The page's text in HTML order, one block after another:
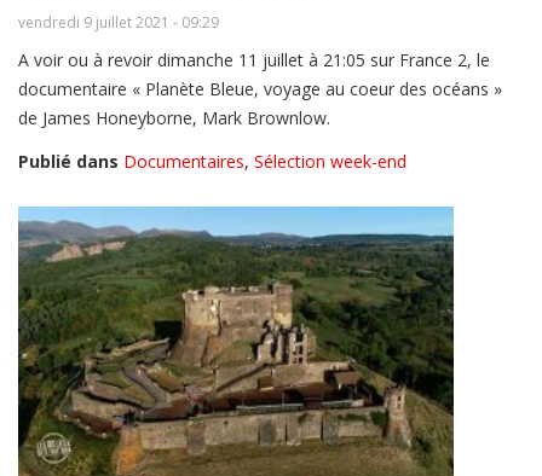
vendredi 9 juillet 2021 - 09:29
A voir ou à revoir dimanche 11 juillet à 21:05 sur France 2, le
documentaire « Planète Bleue, voyage au coeur des océans »
de James Honeyborne, Mark Brownlow.
Publié dans Documentaires, Sélection week-end